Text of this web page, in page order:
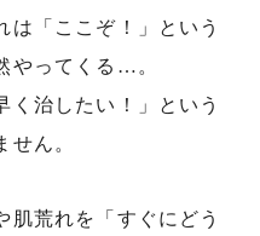
は「ここぞ！」という
やってくる…。
く治したい！」という
せん。
肌荒れを「すぐにどう